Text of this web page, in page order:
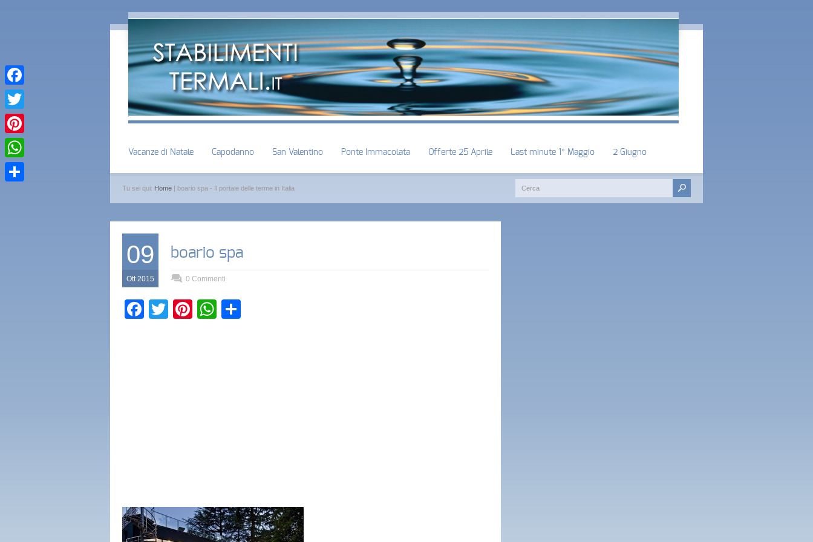
Vacanze di Natale Capodanno San Valentino Ponte Immacolata Offerte 25 Aprile Last minute 1° Maggio 2 Giugno
Tu sei qui: Home | boario spa - Il portale delle terme in Italia
09
Ott 2015
boario spa
0 Commenti
Facebook
TwitterPinterest
WhatsApp
Facebook
Twitter
Pinterest
WhatsApp